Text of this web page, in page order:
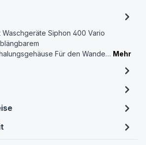
Waschgeräte Siphon 400 Vario
Für den Wande… Mehr